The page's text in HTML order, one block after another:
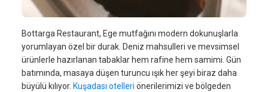
Bottarga Restaurant, Ege mutfağını modern dokunuşlarla
yorumlayan özel bir durak. Deniz mahsulleri ve mevsimsel
ürünlerle hazırlanan tabaklar hem rafine hem samimi. Gün
batımında, masaya düşen turuncu ışık her şeyi biraz daha
büyülü kılıyor. Kuşadası otelleri önerilerimizi ve bölgeden